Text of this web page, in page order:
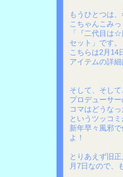
もうひとつは
こちゃんこみ
「『二代目は
セット」です。
こちらは2月14
アイテムの詳細
そして、そし
プロデューサ
コマはどうなっ
というツッコミ
新年早々風邪
よ！
とりあえず旧
月7日なので、